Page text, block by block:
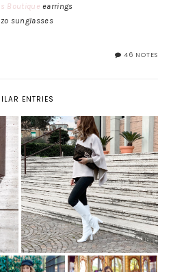
Boutique earrings
sunglasses
46 NOTES
ENTRIES
PONCHO A COLLO ALTO: MUST
HAVE INVERNALE